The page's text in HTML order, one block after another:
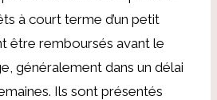
à court terme d’un petit
être remboursés avant le
généralement dans un délai
Ils sont présentés